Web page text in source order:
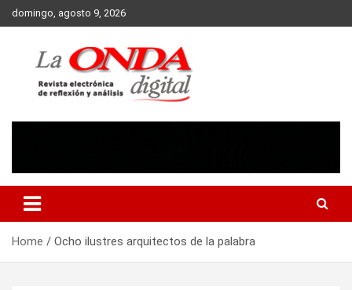
Skip
to
domingo, agosto 9, 2026
Home Ocho ilustres arquitectos de la palabra